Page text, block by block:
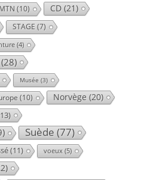
(10) CD(21)
STAGE (7)
(4)
Musée (3)
(10) Norvège (20)
Suède (77)
(11) voeux(5)